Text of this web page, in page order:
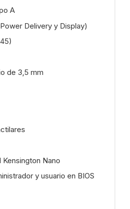
A
Delivery y Display)
de 3,5 mm
Kensington Nano
y usuario en BIOS